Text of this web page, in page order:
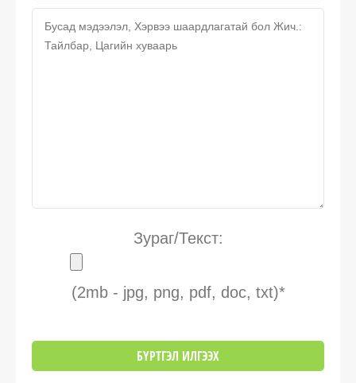
Зураг/Текст:
(2mb - jpg, png, pdf, doc, txt)*